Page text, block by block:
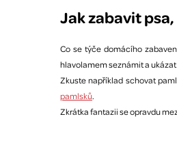
Jak zabavit
Co se týče domácího
hlavolamem seznámit a
Zkuste například schovat
pamlsků.
Zkrátka fantazii se opravdu